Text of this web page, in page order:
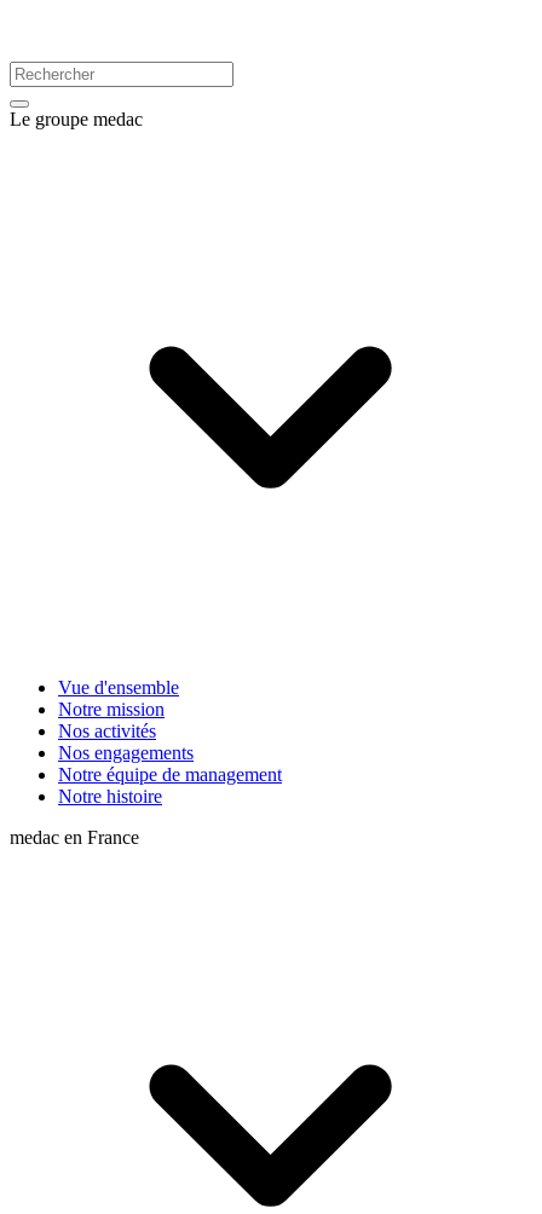
Le groupe medac
Vue d'ensemble
Notre mission
Nos activités
Nos engagements
Notre équipe de management
Notre histoire
medac en France